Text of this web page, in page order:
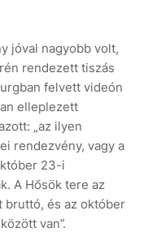
jóval nagyobb volt,
rendezett tiszás
felvett videón
elleplezett
„az ilyen
rendezvény, vagy a
23-i
A Hősök tere az
és az október
van”.